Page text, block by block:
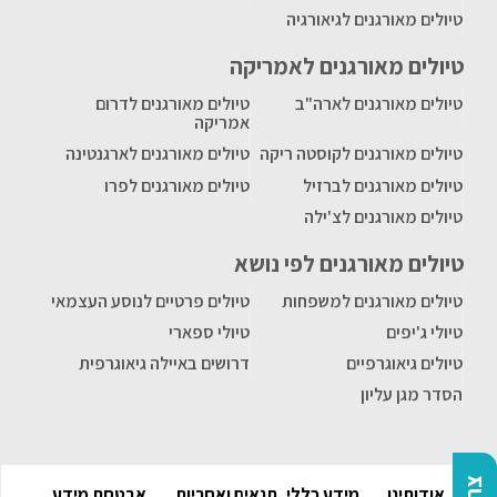
טיולים מאורגנים לגיאורגיה
טיולים מאורגנים לאמריקה
טיולים מאורגנים לארה"ב
טיולים מאורגנים לדרום
אמריקה
טיולים מאורגנים לקוסטה ריקה טיולים מאורגנים לארגנטינה
טיולים מאורגנים לברזיל
טיולים מאורגנים לפרו
טיולים מאורגנים לצ'ילה
טיולים מאורגנים לפי נושא
טיולים מאורגנים למשפחות
טיולים פרטיים לנוסע העצמאי
טיולי ג'יפים
טיולי ספארי
טיולים גיאוגרפיים
דרושים באיילה גיאוגרפית
הסדר מגן עליון